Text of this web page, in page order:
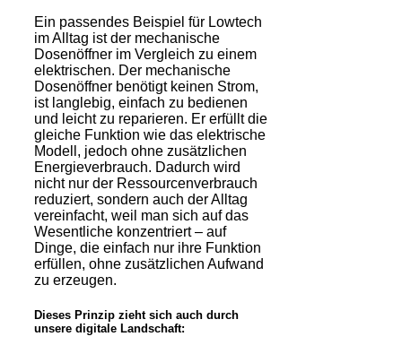
Ein passendes Beispiel für Lowtech
im Alltag ist der mechanische
Dosenöffner im Vergleich zu einem
elektrischen. Der mechanische
Dosenöffner benötigt keinen Strom,
ist langlebig, einfach zu bedienen
und leicht zu reparieren. Er erfüllt die
gleiche Funktion wie das elektrische
Modell, jedoch ohne zusätzlichen
Energieverbrauch. Dadurch wird
nicht nur der Ressourcenverbrauch
reduziert, sondern auch der Alltag
vereinfacht, weil man sich auf das
Wesentliche konzentriert – auf
Dinge, die einfach nur ihre Funktion
erfüllen, ohne zusätzlichen Aufwand
zu erzeugen.
Dieses Prinzip zieht sich auch durch
unsere digitale Landschaft: